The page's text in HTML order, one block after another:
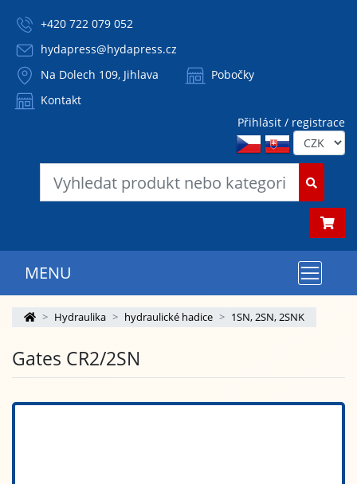
+420 722 079 052
hydapress@hydapress.cz
Na Dolech 109, Jihlava
Pobočky
Kontakt
Přihlásit / registrace
MENU
Hydraulika hydraulické hadice 1SN, 2SN, 2SNK
Gates CR2/2SN